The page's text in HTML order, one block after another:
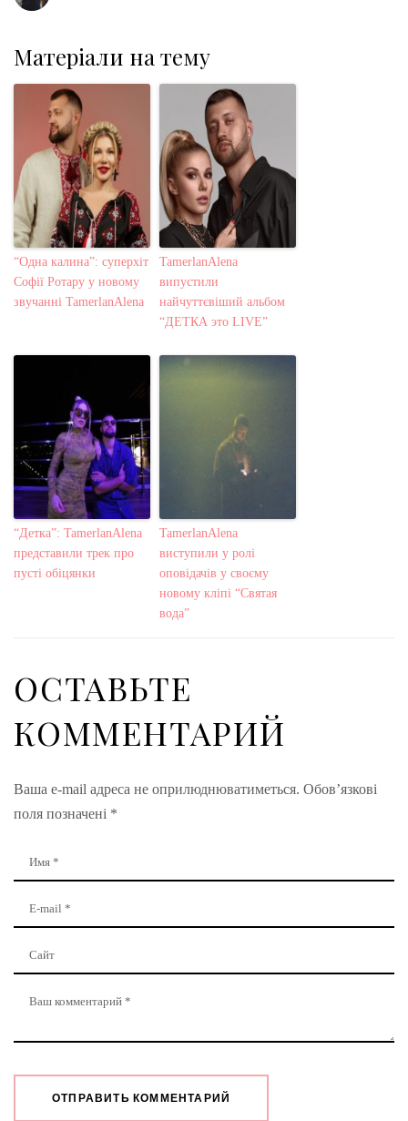
Матеріали на тему
“Одна калина”: суперхіт
Софії Ротару у новому
звучанні TamerlanAlena
TamerlanAlena
випустили
найчуттєвіший альбом
“ДЕТКА это LIVE”
“Детка”: TamerlanAlena
представили трек про
пусті обіцянки
TamerlanAlena
виступили у ролі
оповідачів у своєму
новому кліпі “Святая
вода”
ОСТАВЬТЕ
КОММЕНТАРИЙ
Ваша e-mail адреса не оприлюднюватиметься. Обов’язкові
поля позначені *